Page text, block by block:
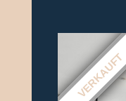
VERKAUFT